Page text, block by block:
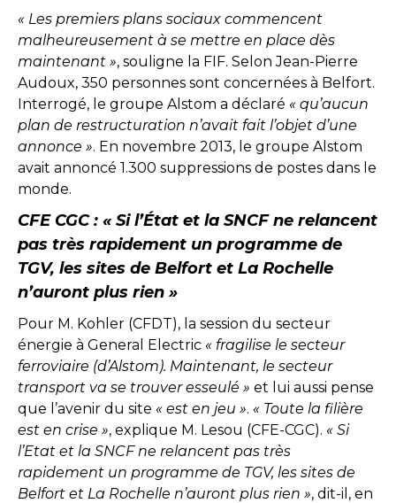
« Les premiers plans sociaux commencent
malheureusement à se mettre en place dès
maintenant », souligne la FIF. Selon Jean-Pierre
Audoux, 350 personnes sont concernées à Belfort.
Interrogé, le groupe Alstom a déclaré « qu’aucun
plan de restructuration n’avait fait l’objet d’une
annonce ». En novembre 2013, le groupe Alstom
avait annoncé 1.300 suppressions de postes dans le
monde.
CFE CGC : « Si l’État et la SNCF ne relancent
pas très rapidement un programme de
TGV, les sites de Belfort et La Rochelle
n’auront plus rien »
Pour M. Kohler (CFDT), la session du secteur
énergie à General Electric « fragilise le secteur
ferroviaire (d’Alstom). Maintenant, le secteur
transport va se trouver esseulé » et lui aussi pense
que l’avenir du site « est en jeu ». « Toute la filière
est en crise », explique M. Lesou (CFE-CGC). « Si
l’Etat et la SNCF ne relancent pas très
rapidement un programme de TGV, les sites de
Belfort et La Rochelle n’auront plus rien », dit-il, en